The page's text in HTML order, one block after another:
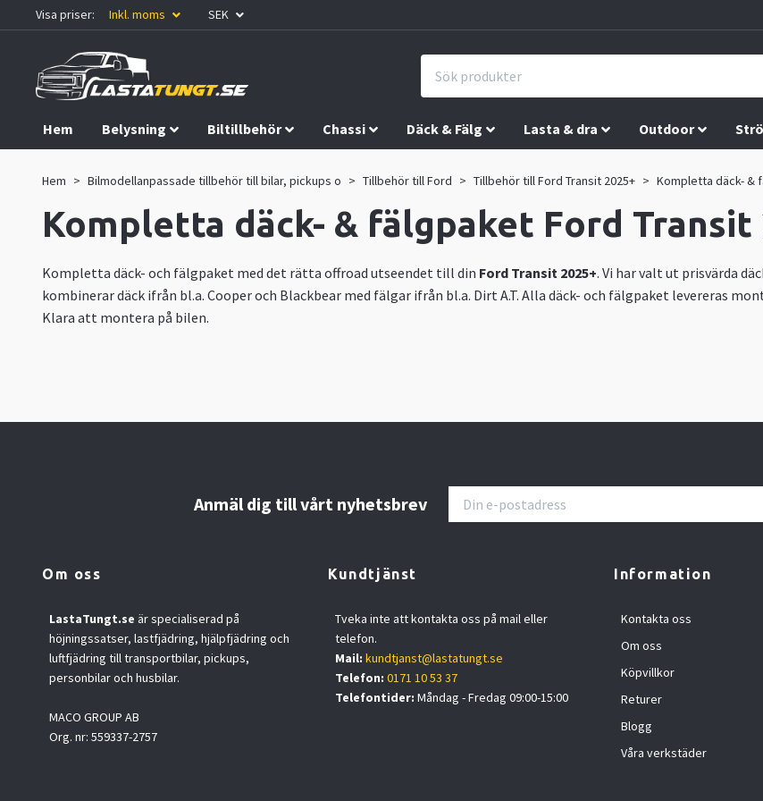
Visa priser: Inkl. moms SEK
Hem Belysning Biltillbehör Chassi Däck & Fälg Lasta & dra Outdoor
Hem Bilmodellanpassade tillbehör till bilar, pickups o Tillbehör till Ford Tillbehör till Ford Transit 2025+ Kompletta däck- &
Kompletta däck- & fälgpaket Ford Transit
Kompletta däck- och fälgpaket med det rätta offroad utseendet till din Ford Transit 2025+. Vi har valt ut prisvärda
kombinerar däck ifrån bl.a. Cooper och Blackbear med fälgar ifrån bl.a. Dirt A.T. Alla däck- och fälgpaket levereras
Klara att montera på bilen.
Anmäl dig till vårt nyhetsbrev
Om oss
LastaTungt.se är specialiserad på
höjningssatser, lastfjädring, hjälpfjädring och
luftfjädring till transportbilar, pickups,
personbilar och husbilar.
MACO GROUP AB
Org. nr: 559337-2757
Kundtjänst
Tveka inte att kontakta oss på mail eller
telefon.
Mail: kundtjanst@lastatungt.se
Telefon: 0171 10 53 37
Telefontider: Måndag - Fredag 09:00-15:00
Information
Kontakta oss
Om oss
Köpvillkor
Returer
Blogg
Våra verkstäder